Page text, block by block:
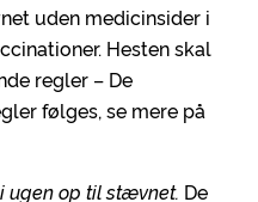
uden medicinsider i
Hesten skal
regler – De
følges, se mere på
ugen op til stævnet. De